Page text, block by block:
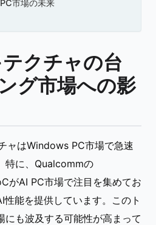
市場の未来
クチャの台
グ市場への影
ャはWindows PC市場で急速
特に、Qualcommの
がAI PC市場で注目を集めてお
性能を提供しています。このト
にも波及する可能性が高まって